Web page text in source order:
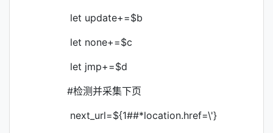
let update+=$b
let none+=$c
let jmp+=$d
#检测并采集下页
next_url=${1##*location.href=\'}